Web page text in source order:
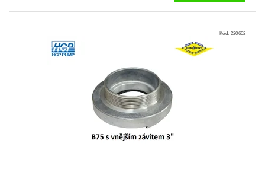
Kód: 220602